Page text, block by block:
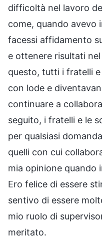
difficoltà nel lavoro
come, quando avevo
facessi affidamento
e ottenere risultati
questo, tutti i fratelli
con lode e
continuare a
seguito, i fratelli e le
per qualsiasi
quelli con cui
mia opinione quando
Ero felice di essere
sentivo di essere
mio ruolo di
meritato.